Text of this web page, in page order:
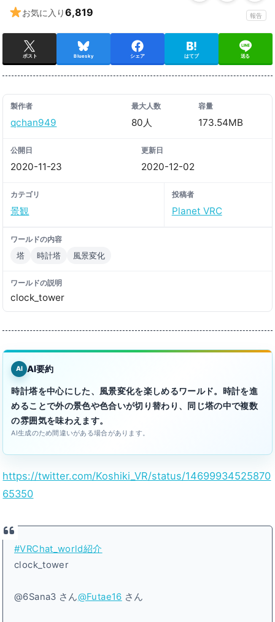
お気に入り6,819 報告
ポスト Bluesky シェア はてブ 送る
製作者
qchan949
最大人数
80人
容量
173.54MB
公開日
2020-11-23
更新日
2020-12-02
カテゴリ
景観
投稿者
Planet VRC
ワールドの内容
塔 時計塔 風景変化
ワールドの説明
clock_tower
AI AI要約
時計塔を中心にした、風景変化を楽しめるワールド。時計を進
めることで外の景色や色合いが切り替わり、同じ塔の中で複数
の雰囲気を味わえます。
AI生成のため間違いがある場合があります。
https://twitter.com/Koshiki_VR/status/14699934525870
65350
#VRChat_world紹介
clock_tower
@6Sana3 さん@Futae16 さん